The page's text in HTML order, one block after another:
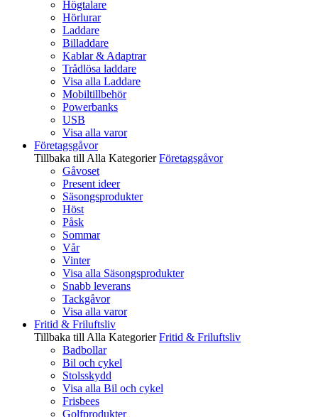
Högtalare
Hörlurar
Laddare
Billaddare
Kablar & Adaptrar
Trådlösa laddare
Visa alla Laddare
Mobiltillbehör
Powerbanks
USB
Visa alla varor
Företagsgåvor
Tillbaka till Alla Kategorier Företagsgåvor
Gåvoset
Present ideer
Säsongsprodukter
Höst
Påsk
Sommar
Vår
Vinter
Visa alla Säsongsprodukter
Snabb leverans
Tackgåvor
Visa alla varor
Fritid & Friluftsliv
Tillbaka till Alla Kategorier Fritid & Friluftsliv
Badbollar
Bil och cykel
Stolsskydd
Visa alla Bil och cykel
Frisbees
Golfprodukter